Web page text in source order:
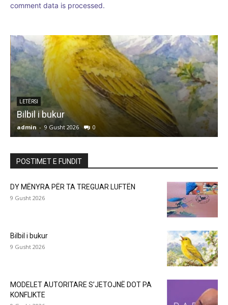
comment data is processed.
LETËRSI
Bilbil i bukur
admin - 9 Gusht 2026 0
POSTIMET E FUNDIT
DY MËNYRA PËR TA TREGUAR LUFTËN
9 Gusht 2026
Bilbil i bukur
9 Gusht 2026
MODELET AUTORITARE S’JETOJNË DOT PA
KONFLIKTE